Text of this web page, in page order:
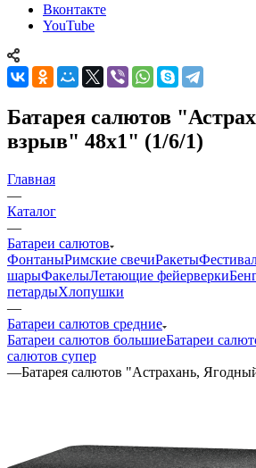
Вконтакте
YouTube
Батарея салютов
взрыв" 48х1" (1/6/1)
Главная
—
Каталог
—
Батареи салютов
ФонтаныРимские свечиРакеты
шарыФакелыЛетающие фейерверки
петардыХлопушки
—
Батареи салютов средние
Батареи салютов большиеБатареи
салютов супер
—Батарея салютов "Астрахань,